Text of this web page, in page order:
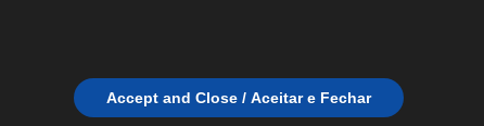
Accept and Close / Aceitar e Fechar